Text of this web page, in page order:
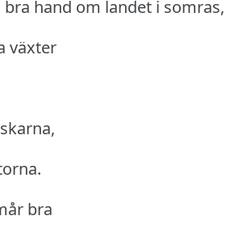
bra hand om landet i somras,
växter
bra